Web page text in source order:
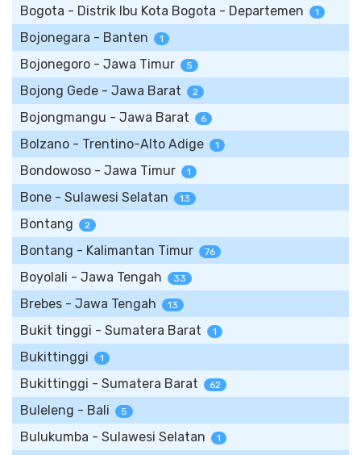
Bogota - Distrik Ibu Kota Bogota - Departemen 1
Bojonegara - Banten 1
Bojonegoro - Jawa Timur 5
Bojong Gede - Jawa Barat 2
Bojongmangu - Jawa Barat 6
Bolzano - Trentino-Alto Adige 1
Bondowoso - Jawa Timur 1
Bone - Sulawesi Selatan 13
Bontang 2
Bontang - Kalimantan Timur 76
Boyolali - Jawa Tengah 33
Brebes - Jawa Tengah 13
Bukit tinggi - Sumatera Barat 1
Bukittinggi 1
Bukittinggi - Sumatera Barat 62
Buleleng - Bali 5
Bulukumba - Sulawesi Selatan 1